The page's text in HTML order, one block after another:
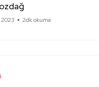
2023 2dk okuma